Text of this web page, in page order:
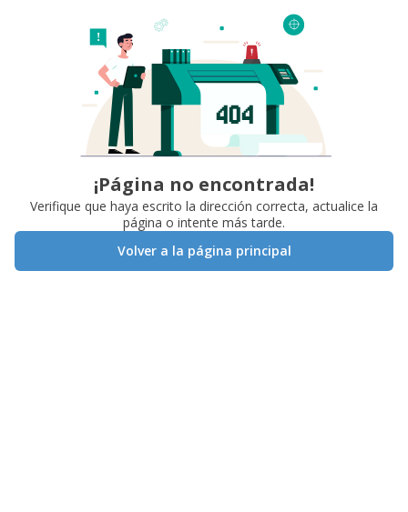
¡Página no encontrada!
Verifique que haya escrito la dirección correcta, actualice la
página o intente más tarde.